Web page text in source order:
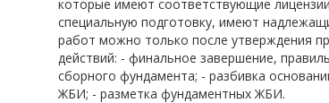
которые имеют соответствующие
специальную подготовку, имеют
работ можно только после утверждения
действий: - финальное завершение,
сборного фундамента; - разбивка
ЖБИ; - разметка фундаментных ЖБИ.